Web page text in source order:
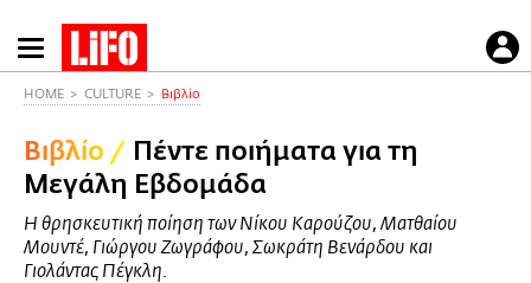
Παράκαμψη
προς
περιεχόμενο
HOME CULTURE Βιβλίο
Βιβλίο / Πέντε ποιήματα για τη
Μεγάλη Εβδομάδα
Η θρησκευτική ποίηση των Νίκου Καρούζου, Ματθαίου
Μουντέ, Γιώργου Ζωγράφου, Σωκράτη Βενάρδου και
Γιολάντας Πέγκλη.